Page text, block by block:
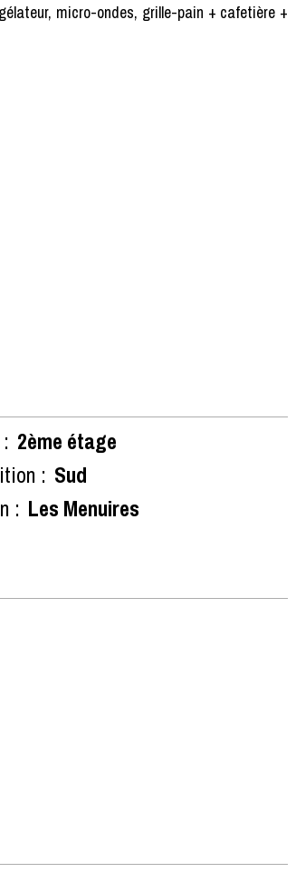
micro-ondes, grille-pain + cafetière +
2ème étage
: Sud
: Les Menuires